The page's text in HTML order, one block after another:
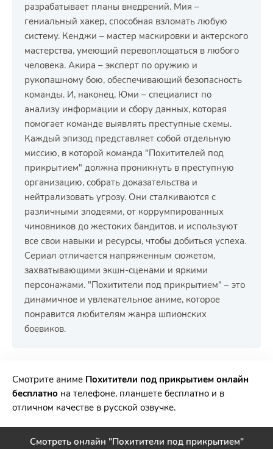
разрабатывает планы внедрений. Мия –
гениальный хакер, способная взломать любую
систему. Кенджи – мастер маскировки и актерского
мастерства, умеющий перевоплощаться в любого
человека. Акира – эксперт по оружию и
рукопашному бою, обеспечивающий безопасность
команды. И, наконец, Юми – специалист по
анализу информации и сбору данных, которая
помогает команде выявлять преступные схемы.
Каждый эпизод представляет собой отдельную
миссию, в которой команда "Похитителей под
прикрытием" должна проникнуть в преступную
организацию, собрать доказательства и
нейтрализовать угрозу. Они сталкиваются с
различными злодеями, от коррумпированных
чиновников до жестоких бандитов, и используют
все свои навыки и ресурсы, чтобы добиться успеха.
Сериал отличается напряженным сюжетом,
захватывающими экшн-сценами и яркими
персонажами. "Похитители под прикрытием" – это
динамичное и увлекательное аниме, которое
понравится любителям жанра шпионских
боевиков.
Смотрите аниме Похитители под прикрытием онлайн
бесплатно на телефоне, планшете бесплатно и в
отличном качестве в русской озвучке.
Смотреть онлайн "Похитители под прикрытием"